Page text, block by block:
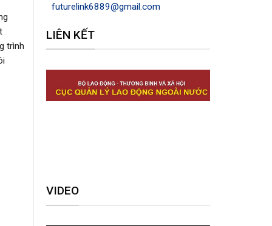
trình
futurelink6889@gmail.com
LIÊN KẾT
VIDEO